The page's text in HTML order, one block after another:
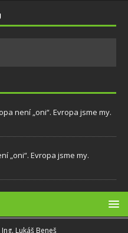
není „oni“. Evropa jsme my.
„oni“. Evropa jsme my.
Ing. Lukáš Beneš